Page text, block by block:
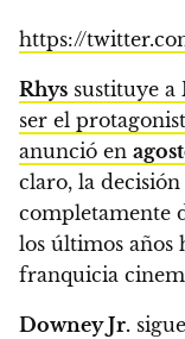
https://
Rhys sustituye a
ser el
anunció en
claro, la
completamente
los últimos años
franquicia
Downey Jr.